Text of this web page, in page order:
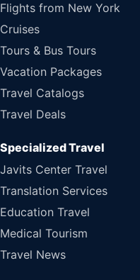
Flights from New York
Cruises
Tours & Bus Tours
Vacation Packages
Travel Catalogs
Travel Deals
Specialized Travel
Javits Center Travel
Translation Services
Education Travel
Medical Tourism
Travel News